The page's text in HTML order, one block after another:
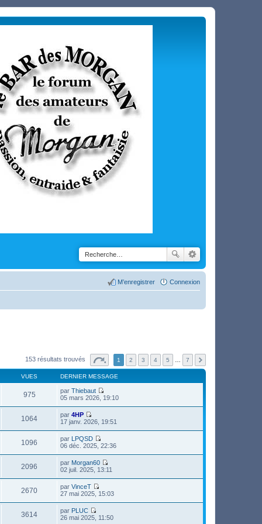
Connexion
M’enregistrer
153 résultats trouvés 1 2 3 4 5 7
VUES DERNIER MESSAGE
975 par Thiebaut
V
l
e
e
n
i
e
r
e
s
a
05 mars 2026, 19:10
1064 par 4HP
V
r
l
e
d
e
n
i
e
r
m
e
17 janv. 2026, 19:51
1096 par LPQSD
V
r
l
e
e
i
e
06 déc. 2025, 22:36
2096 par Morgan60
V
l
e
e
02 juil. 2025, 13:11
2670 par VinceT
V
l
27 mai 2025, 15:03
3614 par PLUC
V
26 mai 2025, 11:50